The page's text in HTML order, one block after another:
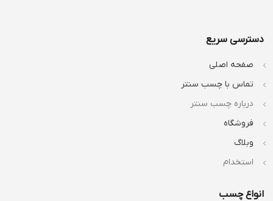
دسترسی سریع
صفحه اصلی
تماس با چسب سنتر
درباره چسب سنتر
فروشگاه
وبلاگ
استخدام
انواع چسب